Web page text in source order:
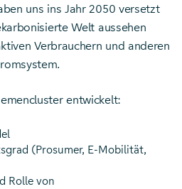
uns ins Jahr 2050 versetzt
Welt aussehen
Verbrauchern und anderen
entwickelt:
(Prosumer, E-Mobilität,
Rolle von